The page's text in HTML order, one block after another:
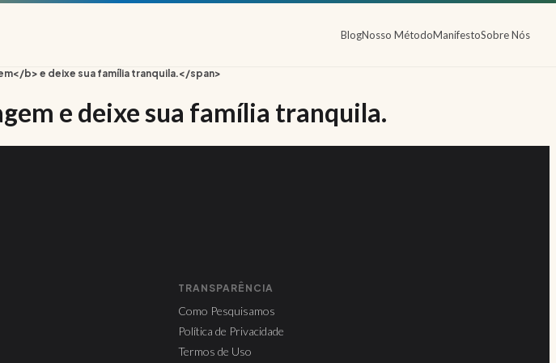
BlogNosso MétodoManifestoSobre Nós
b> e deixe sua família tranquila.</span>
e deixe sua família tranquila.
TRANSPARÊNCIA
Como Pesquisamos
Política de Privacidade
Termos de Uso